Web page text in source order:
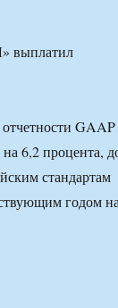
выплатил
GAAP
6,2 процента,
стандартам
годом